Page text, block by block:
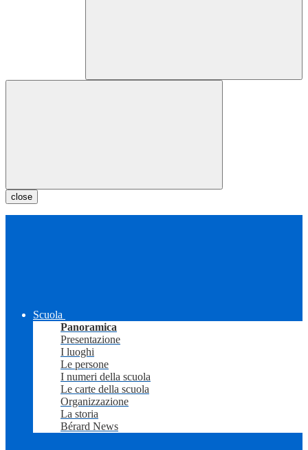
close
Scuola
Panoramica
Presentazione
I luoghi
Le persone
I numeri della scuola
Le carte della scuola
Organizzazione
La storia
Bérard News